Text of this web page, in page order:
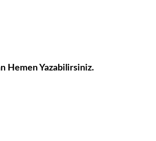
Hemen Yazabilirsiniz.